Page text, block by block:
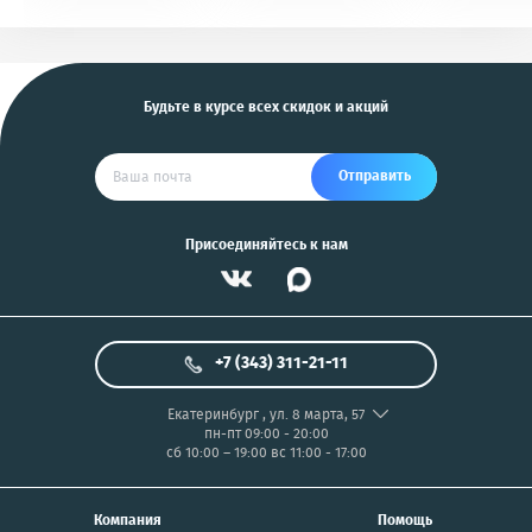
Будьте в курсе всех скидок и акций
Отправить
Присоединяйтесь к нам
Помощь
Компания
+7 (343) 311-21-11
Екатеринбург, ул. 8 марта, 57
пн-пт 09:00 - 20:00
сб 10:00 – 19:00 вс 11:00 - 17:00